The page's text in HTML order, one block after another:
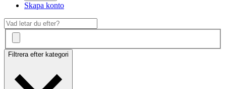
Skapa konto
Filtrera efter kategori